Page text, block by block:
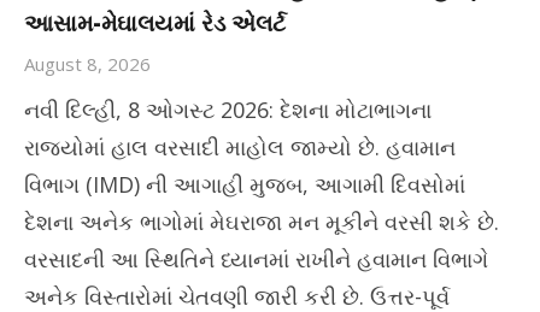
આસામ-મેઘાલયમાં રેડ એલર્ટ
August 8, 2026
નવી દિલ્હી, 8 ઓગસ્ટ 2026: દેશના મોટાભાગના
રાજ્યોમાં હાલ વરસાદી માહોલ જામ્યો છે. હવામાન
વિભાગ (IMD) ની આગાહી મુજબ, આગામી દિવસોમાં
દેશના અનેક ભાગોમાં મેઘરાજા મન મૂકીને વરસી શકે છે.
વરસાદની આ સ્થિતિને ધ્યાનમાં રાખીને હવામાન વિભાગે
અનેક વિસ્તારોમાં ચેતવણી જારી કરી છે. ઉત્તર-પૂર્વ